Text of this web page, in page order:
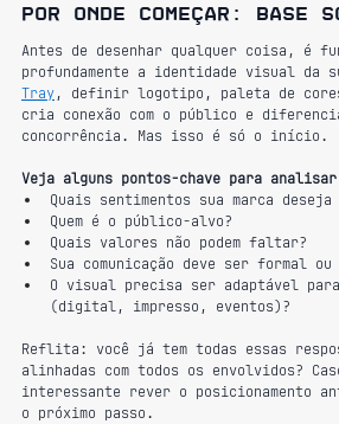
Por onde começar: base
Antes de desenhar qualquer coisa, é
profundamente a identidade visual da
Tray, definir logotipo, paleta de
cria conexão com o público e
concorrência. Mas isso é só o início.
Veja alguns pontos-chave para
Quais sentimentos sua marca
Quem é o público-alvo?
Quais valores não podem faltar?
Sua comunicação deve ser formal
O visual precisa ser adaptável
(digital, impresso, eventos)?
Reflita: você já tem todas essas
alinhadas com todos os envolvidos?
interessante rever o posicionamento
o próximo passo.